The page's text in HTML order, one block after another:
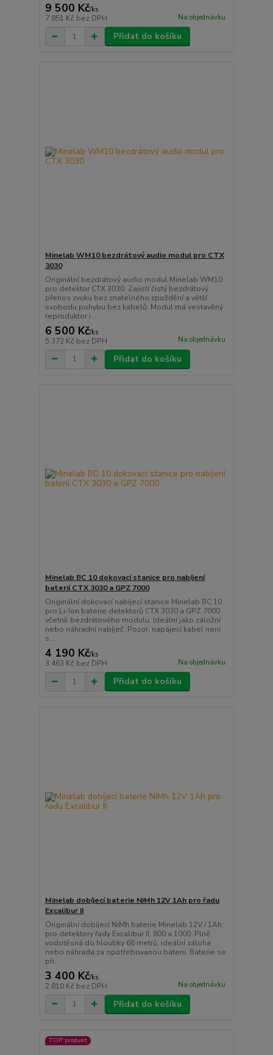
9 500 Kč/ks
7 851 Kč bez DPH Na objednávku
Přidat do košíku
Minelab WM10 bezdrátový audio modul pro CTX
3030
Originální bezdrátový audio modul Minelab WM10
pro detektor CTX 3030. Zajistí čistý bezdrátový
přenos zvuku bez znatelného zpoždění a větší
svobodu pohybu bez kabelů. Modul má vestavěný
reproduktor i ...
6 500 Kč/ks
5 372 Kč bez DPH Na objednávku
Přidat do košíku
Minelab BC 10 dokovací stanice pro nabíjení
baterií CTX 3030 a GPZ 7000
Originální dokovací nabíjecí stanice Minelab BC 10
pro Li-Ion baterie detektorů CTX 3030 a GPZ 7000
včetně bezdrátového modulu. Ideální jako záložní
nebo náhradní nabíječ. Pozor, napájecí kabel není
s...
4 190 Kč/ks
3 463 Kč bez DPH Na objednávku
Přidat do košíku
Minelab dobíjecí baterie NiMh 12V 1Ah pro řadu
Excalibur II
Originální dobíjecí NiMh baterie Minelab 12V / 1Ah
pro detektory řady Excalibur II, 800 a 1000. Plně
vodotěsná do hloubky 66 metrů, ideální záloha
nebo náhrada za opotřebovanou baterii. Baterie se
při...
3 400 Kč/ks
2 810 Kč bez DPH Na objednávku
Přidat do košíku
TOP produkt